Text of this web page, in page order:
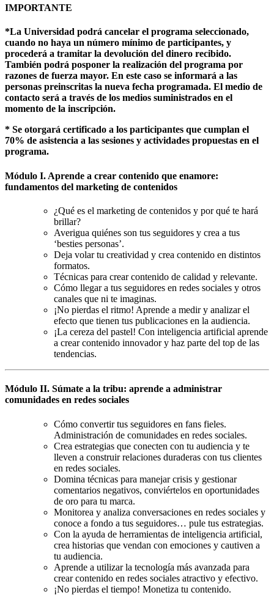
IMPORTANTE
*La Universidad podrá cancelar el programa seleccionado,
cuando no haya un número mínimo de participantes, y
procederá a tramitar la devolución del dinero recibido.
También podrá posponer la realización del programa por
razones de fuerza mayor. En este caso se informará a las
personas preinscritas la nueva fecha programada. El medio de
contacto será a través de los medios suministrados en el
momento de la inscripción.
* Se otorgará certificado a los participantes que cumplan el
70% de asistencia a las sesiones y actividades propuestas en el
programa.
Módulo I. Aprende a crear contenido que enamore:
fundamentos del marketing de contenidos
¿Qué es el marketing de contenidos y por qué te hará
brillar?
Averigua quiénes son tus seguidores y crea a tus
‘besties personas’.
Deja volar tu creatividad y crea contenido en distintos
formatos.
Técnicas para crear contenido de calidad y relevante.
Cómo llegar a tus seguidores en redes sociales y otros
canales que ni te imaginas.
¡No pierdas el ritmo! Aprende a medir y analizar el
efecto que tienen tus publicaciones en la audiencia.
¡La cereza del pastel! Con inteligencia artificial aprende
a crear contenido innovador y haz parte del top de las
tendencias.
Módulo II. Súmate a la tribu: aprende a administrar
comunidades en redes sociales
Cómo convertir tus seguidores en fans fieles.
Administración de comunidades en redes sociales.
Crea estrategias que conecten con tu audiencia y te
lleven a construir relaciones duraderas con tus clientes
en redes sociales.
Domina técnicas para manejar crisis y gestionar
comentarios negativos, conviértelos en oportunidades
de oro para tu marca.
Monitorea y analiza conversaciones en redes sociales y
conoce a fondo a tus seguidores… pule tus estrategias.
Con la ayuda de herramientas de inteligencia artificial,
crea historias que vendan con emociones y cautiven a
tu audiencia.
Aprende a utilizar la tecnología más avanzada para
crear contenido en redes sociales atractivo y efectivo.
¡No pierdas el tiempo! Monetiza tu contenido.